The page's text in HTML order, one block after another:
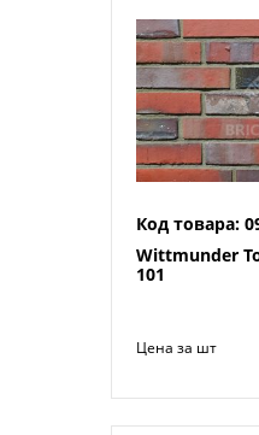
Код товара:
Wittmunder
101
Цена за шт